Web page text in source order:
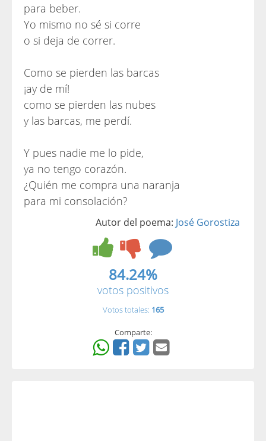
para beber.
Yo mismo no sé si corre
o si deja de correr.
Como se pierden las barcas
¡ay de mí!
como se pierden las nubes
y las barcas, me perdí.
Y pues nadie me lo pide,
ya no tengo corazón.
¿Quién me compra una naranja
para mi consolación?
Autor del poema: José Gorostiza
84.24%
votos positivos
Votos totales: 165
Comparte: